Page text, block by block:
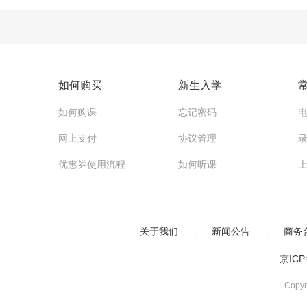
如何购买
如何购课
网上支付
优惠券使用流程
新生入学
忘记密码
协议管理
如何听课
关于我们 | 新闻公告 | 商务
京